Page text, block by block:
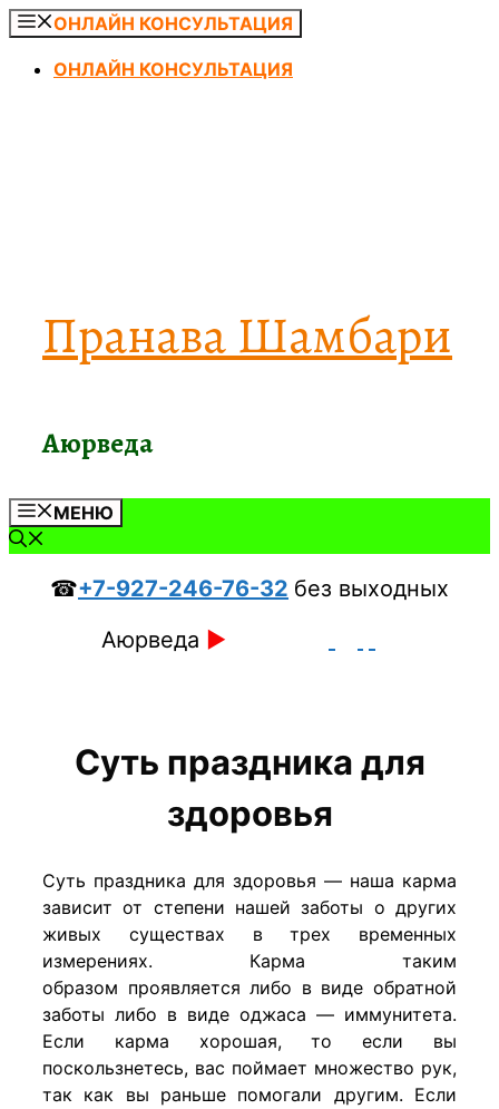
Перейти
содержимому
ОНЛАЙН КОНСУЛЬТАЦИЯ
ОНЛАЙН КОНСУЛЬТАЦИЯ
Пранава Шамбари
Аюрведа
МЕНЮ
☎+7-927-246-76-32 без выходных
Аюрведа ►
Суть праздника для
здоровья
Суть праздника для здоровья — наша карма
зависит от степени нашей заботы о других
живых существах в трех временных
измерениях. Карма таким
образом проявляется либо в виде обратной
заботы либо в виде оджаса — иммунитета.
Если карма хорошая, то если вы
поскользнетесь, вас поймает множество рук,
так как вы раньше помогали другим. Если